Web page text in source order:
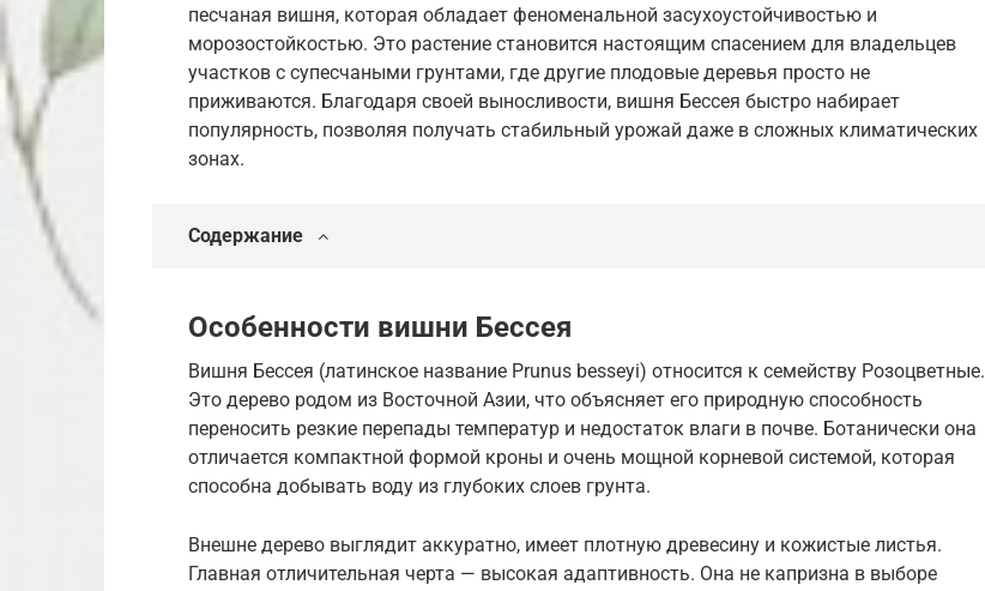
песчаная вишня, которая обладает феноменальной засухоустойчивостью и
морозостойкостью. Это растение становится настоящим спасением для владельцев
участков с супесчаными грунтами, где другие плодовые деревья просто не
приживаются. Благодаря своей выносливости, вишня Бессея быстро набирает
популярность, позволяя получать стабильный урожай даже в сложных климатических
зонах.
Содержание
Особенности вишни Бессея
Вишня Бессея (латинское название Prunus besseyi) относится к семейству Розоцветные.
Это дерево родом из Восточной Азии, что объясняет его природную способность
переносить резкие перепады температур и недостаток влаги в почве. Ботанически она
отличается компактной формой кроны и очень мощной корневой системой, которая
способна добывать воду из глубоких слоев грунта.
Внешне дерево выглядит аккуратно, имеет плотную древесину и кожистые листья.
Главная отличительная черта — высокая адаптивность. Она не капризна в выборе